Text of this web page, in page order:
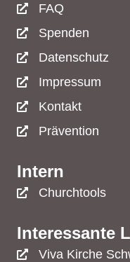
FAQ
Spenden
Datenschutz
Impressum
Kontakt
Prävention
Intern
Churchtools
Interessante
Viva Kirche